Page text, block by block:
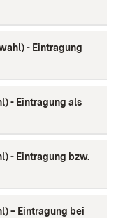
- Eintragung
- Eintragung als
- Eintragung bzw.
– Eintragung bei